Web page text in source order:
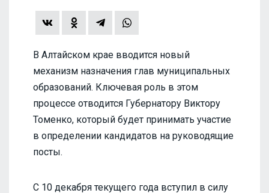
В Алтайском крае вводится новый
механизм назначения глав муниципальных
образований. Ключевая роль в этом
процессе отводится Губернатору Виктору
Томенко, который будет принимать участие
в определении кандидатов на руководящие
посты.
С 10 декабря текущего года вступил в силу